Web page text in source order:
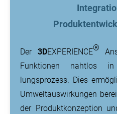
Der 3DEXPERIENCE®
Funktionen nahtlos
lungsprozess. Dies
Umweltauswirkungen
der Produktkonzeption